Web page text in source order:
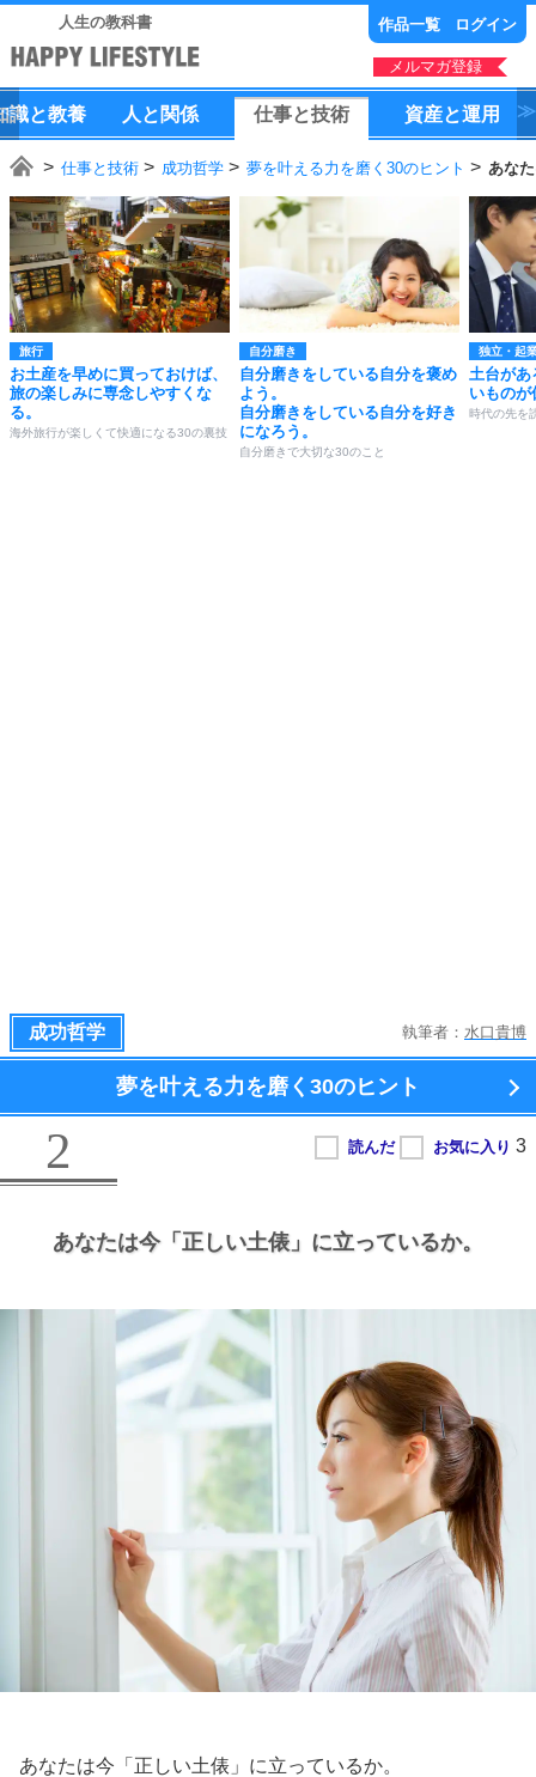
人生の教科書 作品一覧 ログイン
メルマガ登録
識と教養 人 と 関係 仕事と技術 資産と運用
仕事と技術 成功哲学 夢を叶える力を磨く30のヒント あな
旅行
お土産を早めに買っておけば、
旅の楽しみに専念しやすくな
る。
海外旅行が楽しくて快適になる30の裏技
自分磨き
自分磨きをしている自分を褒め
よう。
自分磨きをしている自分を好き
になろう。
自分磨きで大切な30のこと
独立・起
土台があ
いものが
時代の先を
成功哲学 執筆者： 水口貴博
夢を叶える力を磨く 30のヒント
2
あなたは今「正しい土俵」に立っているか。
あなたは今「正しい土俵」に立っているか。